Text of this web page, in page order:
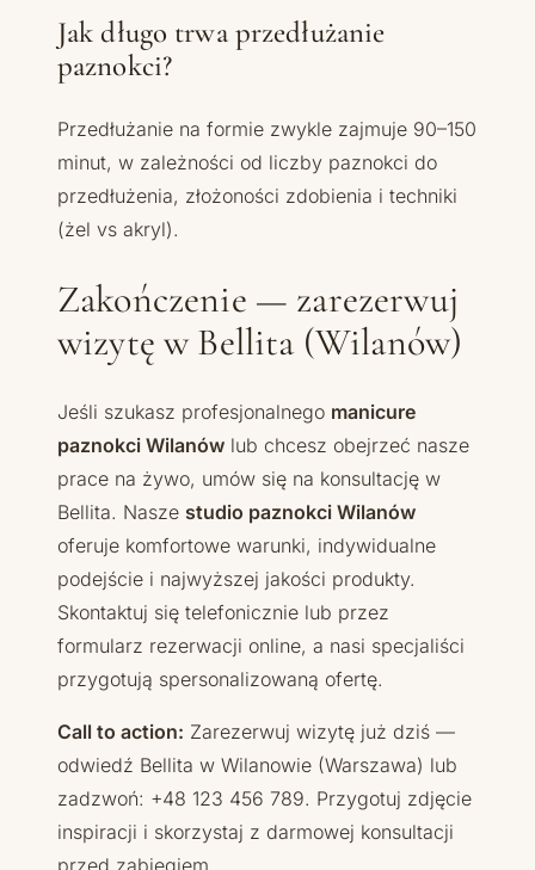
Jak długo trwa przedłużanie
paznokci?
Przedłużanie na formie zwykle zajmuje 90–150
minut, w zależności od liczby paznokci do
przedłużenia, złożoności zdobienia i techniki
(żel vs akryl).
Zakończenie — zarezerwuj
wizytę w Bellita (Wilanów)
Jeśli szukasz profesjonalnego manicure
paznokci Wilanów lub chcesz obejrzeć nasze
prace na żywo, umów się na konsultację w
Bellita. Nasze studio paznokci Wilanów
oferuje komfortowe warunki, indywidualne
podejście i najwyższej jakości produkty.
Skontaktuj się telefonicznie lub przez
formularz rezerwacji online, a nasi specjaliści
przygotują spersonalizowaną ofertę.
Call to action: Zarezerwuj wizytę już dziś —
odwiedź Bellita w Wilanowie (Warszawa) lub
zadzwoń: +48 123 456 789. Przygotuj zdjęcie
inspiracji i skorzystaj z darmowej konsultacji